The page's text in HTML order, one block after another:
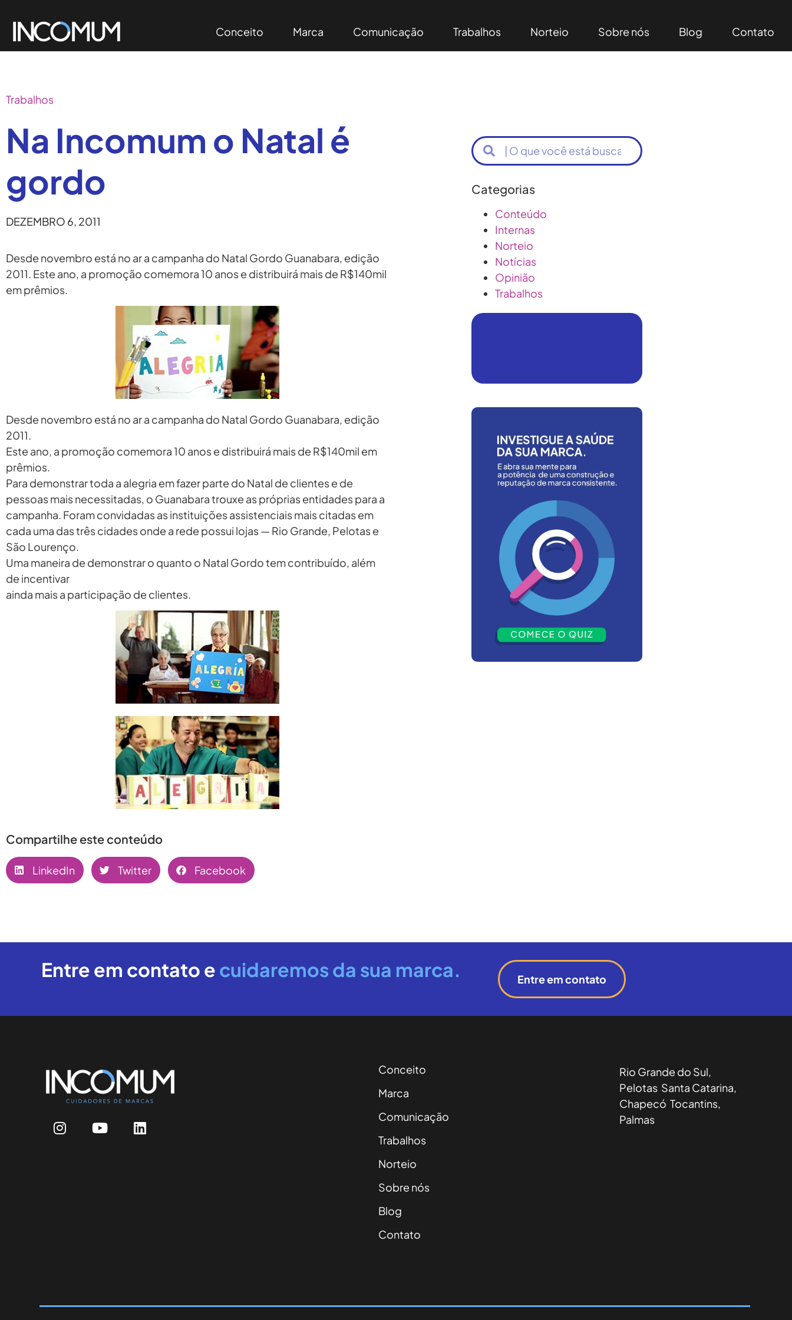
Conceito Marca Comunicação Trabalhos Norteio Sobre nós Blog Contato
Trabalhos
Na Incomum o Natal é
gordo
DEZEMBRO 6, 2011
Desde novembro está no ar a campanha do Natal Gordo Guanabara, edição
2011. Este ano, a promoção comemora 10 anos e distribuirá mais de R$140mil
em prêmios.
Desde novembro está no ar a campanha do Natal Gordo Guanabara, edição
2011.
Este ano, a promoção comemora 10 anos e distribuirá mais de R$140mil em
prêmios.
Para demonstrar toda a alegria em fazer parte do Natal de clientes e de
pessoas mais necessitadas, o Guanabara trouxe as próprias entidades para a
campanha. Foram convidadas as instituições assistenciais mais citadas em
cada uma das três cidades onde a rede possui lojas — Rio Grande, Pelotas e
São Lourenço.
Uma maneira de demonstrar o quanto o Natal Gordo tem contribuído, além
de incentivar
ainda mais a participação de clientes.
Compartilhe este conteúdo
LinkedIn Twitter Facebook
Categorias
Conteúdo
Internas
Norteio
Notícias
Opinião
Trabalhos
Entre em contato e cuidaremos da sua marca. Entre em contato
Conceito
Marca
Comunicação
Trabalhos
Norteio
Sobre nós
Blog
Contato
Rio Grande do Sul,
Pelotas Santa Catarina,
Chapecó Tocantins,
Palmas